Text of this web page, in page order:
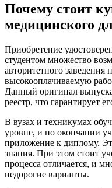
Почему стоит
медицинского
Приобретение
студентом множество
авторитетного заведения
высокооплачиваемую
Данный оригинал
реестр, что гарантирует
В вузах и техникумах
уровне, и по окончании
приложение к диплому.
знания. При этом стоит
процесса отличается, и
недорогие варианты.